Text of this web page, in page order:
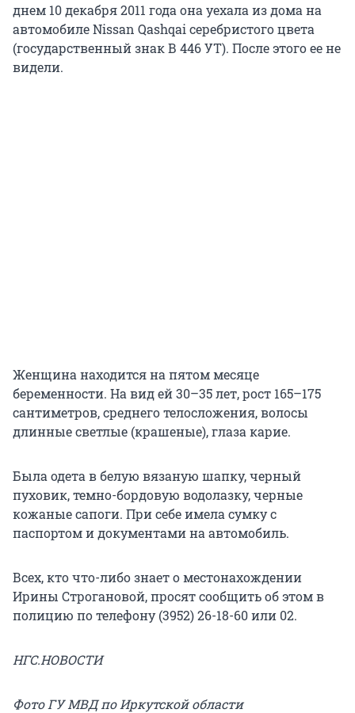
днем 10 декабря 2011 года она уехала из дома на
автомобиле Nissan Qashqai серебристого цвета
(государственный знак В 446 УТ). После этого ее не
видели.
Женщина находится на пятом месяце
беременности. На вид ей 30–35 лет, рост 165–175
сантиметров, среднего телосложения, волосы
длинные светлые (крашеные), глаза карие.
Была одета в белую вязаную шапку, черный
пуховик, темно-бордовую водолазку, черные
кожаные сапоги. При себе имела сумку с
паспортом и документами на автомобиль.
Всех, кто что-либо знает о местонахождении
Ирины Строгановой, просят сообщить об этом в
полицию по телефону (3952) 26-18-60 или 02.
НГС.НОВОСТИ
Фото ГУ МВД по Иркутской области